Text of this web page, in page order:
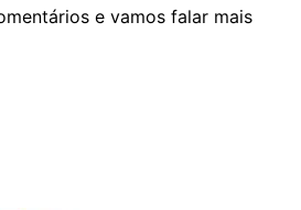
e vamos falar mais